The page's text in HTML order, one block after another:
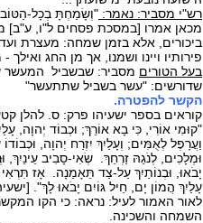
רש"י מסביר: נאמר: "וְשָׂמַחְתָּ בְכָל-
מכאן אמרו [במסכת פסחים ל"ו, ע"ב]
ביכורים, אלא בזמן שמחה: מעצרת
פירותיו ויינו ושמנו, אך מן החג ואילך
בעל הטורים מסביר: שבשביל המעשר
שדורשים: "עשר בשביל שתתעשר"
הקשר להפטרה.
קוראים בספר ישעיהו פרק: ס. להלן
"קוּמִי אוֹרִי, כִּי בָא אוֹרֵךְ; וּכְבוֹד יְהוָה,
וַעֲרָפֶל לְאֻמִּים; וְעָלַיִךְ יִזְרַח יְהוָה,
וּמְלָכִים, לְנֹגַהּ זַרְחֵךְ. שְׂאִי-סָבִיב עֵינַיִךְ,
יָבֹאוּ, וּבְנוֹתַיִךְ עַל-צַד תֵּאָמַנָה. אָז
עָלַיִךְ הֲמוֹן יָם, חֵיל גּוֹיִם יָבֹאוּ לָךְ".
לאור האמור לעיל: נראה: כי הקו
השמחה והשכינה.